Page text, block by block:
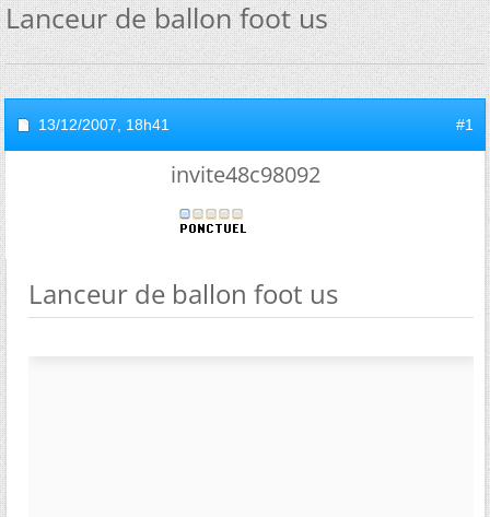
Lanceur de ballon foot us
13/12/2007, 18h41 #1
invite48c98092
Lanceur de ballon foot us